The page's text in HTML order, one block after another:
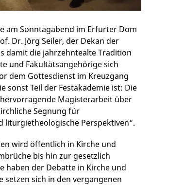
am Sonntagabend im Erfurter Dom
Dr. Jörg Seiler, der Dekan der
damit die jahrzehntealte Tradition
und Fakultätsangehörige sich
dem Gottesdienst im Kreuzgang
sonst Teil der Festakademie ist: Die
Magisterarbeit über
Segnung für
liturgietheologische Perspektiven“.
wird öffentlich in Kirche und
bis hin zur gesetzlich
haben der Debatte in Kirche und
setzen sich in den vergangenen